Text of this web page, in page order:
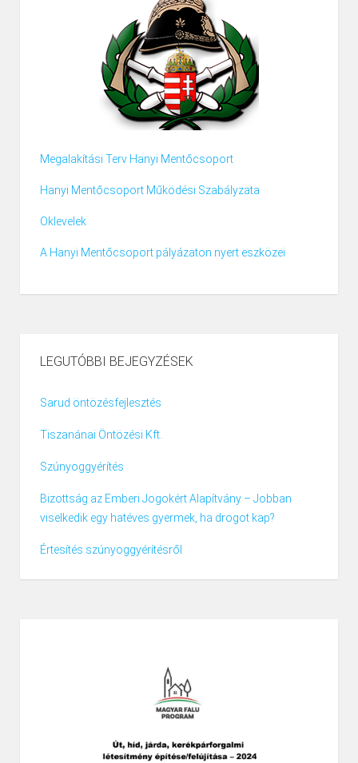
Megalakítási Terv Hanyi Mentőcsoport
Hanyi Mentőcsoport Működési Szabályzata
Oklevelek
A Hanyi Mentőcsoport pályázaton nyert eszközei
LEGUTÓBBI BEJEGYZÉSEK
Sarud öntözésfejlesztés
Tiszanánai Öntözési Kft.
Szúnyoggyérítés
Bizottság az Emberi Jogokért Alapítvány – Jobban
viselkedik egy hatéves gyermek, ha drogot kap?
Értesítés szúnyoggyérítésről